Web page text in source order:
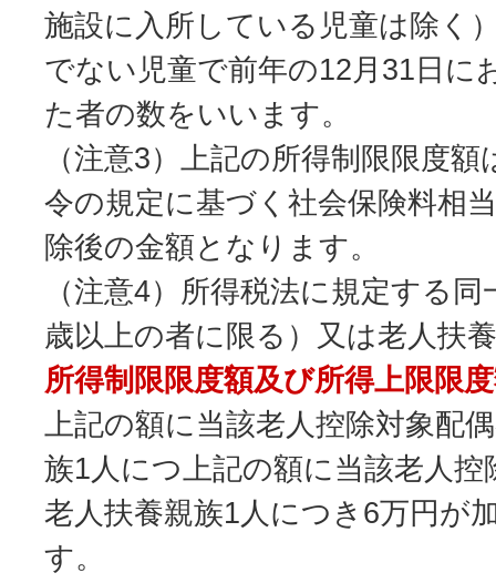
施設に入所している児童は除く
でない児童で前年の12月31日に
た者の数をいいます。
（注意3）上記の所得制限限度
令の規定に基づく社会保険料相
除後の金額となります。
（注意4）所得税法に規定する
歳以上の者に限る）又は老人扶
所得制限限度額及び所得上限限
上記の額に当該老人控除対象配
族1人につ上記の額に当該老人控
老人扶養親族1人につき6万円が
す